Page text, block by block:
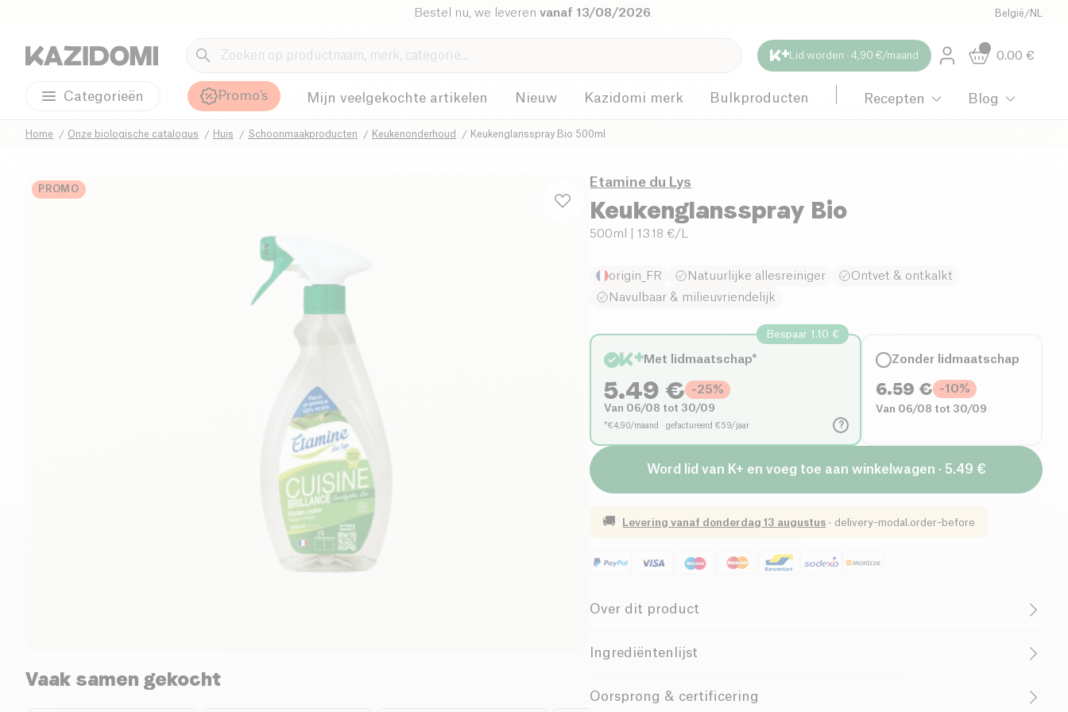
Bestel nu, we leverenvanaf 13/08/2026 België /NL
Lid worden · 4,90 €/maand 0.00 €
Categorieën Promo's Mijn veelgekochte artikelen Nieuw Kazidomi merk Bulkproducten Recepten Blog
Home Onze biologische catalogus Huis Schoonmaakproducten Keukenonderhoud Keukenglansspray Bio 500ml
PROMO
Vaak samen gekocht
Etamine du Lys
Keukenglansspray Bio
500ml | 13.18 €/L
origin_FR Natuurlijke allesreiniger
Ontvet & ontkalkt
Navulbaar & milieuvriendelijk
?
Bespaar 1.10 €
Met lidmaatschap*
5.49 € -25%
Van 06/08 tot 30/09
*€4,90/maand · gefactureerd €59/jaar
Zonder lidmaatschap
6.59 € -10%
Van 06/08 tot 30/09
Word lid van K+ en voeg toe aan winkelwagen · 5.49 €
🚚 Levering vanaf donderdag 13 augustus · delivery-modal.order-before
Over dit product
Biologisch
Kitchen Brilliance Sprayvan
Ingrediëntenlijst
100% natuurlijke geur (o.a.: essentiële olie van zoete sinaasappel*) (limoneen,
Oorsprong & certificering